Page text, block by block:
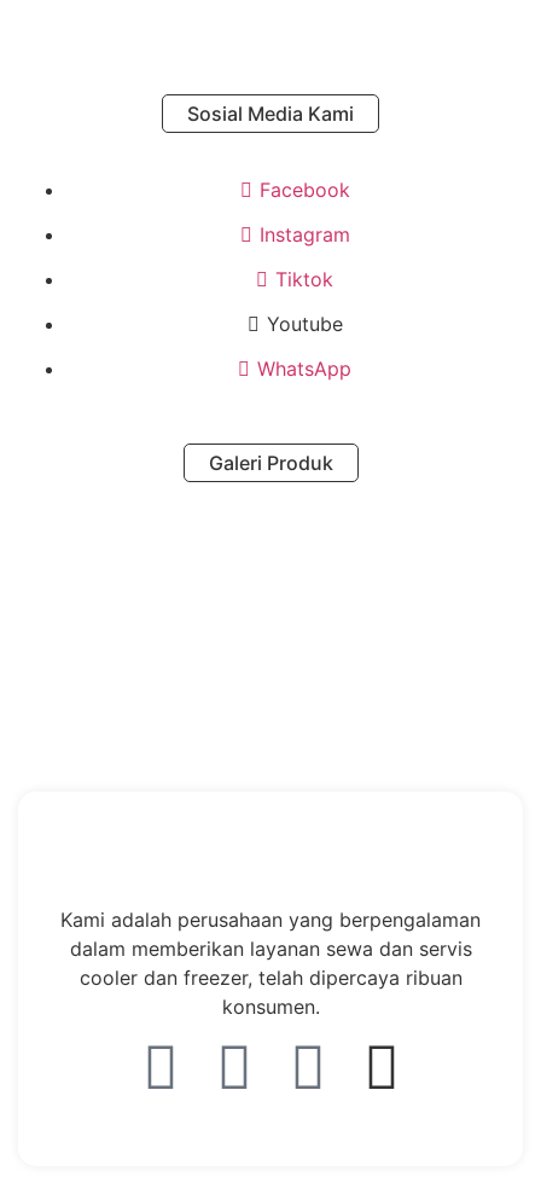
Sosial Media Kami
Facebook
Instagram
Tiktok
Youtube
WhatsApp
Galeri Produk
Kami adalah perusahaan yang berpengalaman
dalam memberikan layanan sewa dan servis
cooler dan freezer, telah dipercaya ribuan
konsumen.